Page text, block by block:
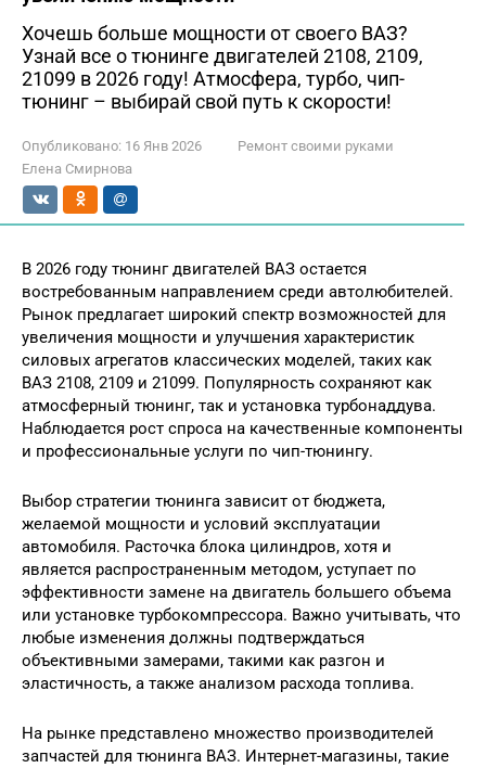
Хочешь больше мощности от своего ВАЗ?
Узнай все о тюнинге двигателей 2108, 2109,
21099 в 2026 году! Атмосфера, турбо, чип-
тюнинг – выбирай свой путь к скорости!
Опубликовано: 16 Янв 2026
Ремонт своими руками
Елена Смирнова
В 2026 году тюнинг двигателей ВАЗ остается
востребованным направлением среди автолюбителей.
Рынок предлагает широкий спектр возможностей для
увеличения мощности и улучшения характеристик
силовых агрегатов классических моделей, таких как
ВАЗ 2108, 2109 и 21099. Популярность сохраняют как
атмосферный тюнинг, так и установка турбонаддува.
Наблюдается рост спроса на качественные компоненты
и профессиональные услуги по чип-тюнингу.
Выбор стратегии тюнинга зависит от бюджета,
желаемой мощности и условий эксплуатации
автомобиля. Расточка блока цилиндров, хотя и
является распространенным методом, уступает по
эффективности замене на двигатель большего объема
или установке турбокомпрессора. Важно учитывать, что
любые изменения должны подтверждаться
объективными замерами, такими как разгон и
эластичность, а также анализом расхода топлива.
На рынке представлено множество производителей
запчастей для тюнинга ВАЗ. Интернет-магазины, такие